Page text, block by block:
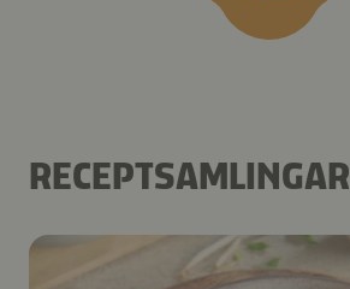
RECEPTSAMLINGAR